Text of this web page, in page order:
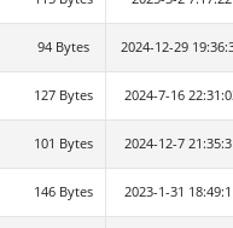
94 Bytes 2024-12-29
127 Bytes 2024-7-16
101 Bytes 2024-12-7
146 Bytes 2023-1-31